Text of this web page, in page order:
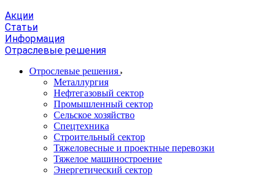
Акции
Статьи
Информация
Отраслевые решения
Отрослевые решения
Металлургия
Нефтегазовый сектор
Промышленный сектор
Сельское хозяйство
Спецтехника
Строительный сектор
Тяжеловесные и проектные перевозки
Тяжелое машиностроение
Энергетический сектор